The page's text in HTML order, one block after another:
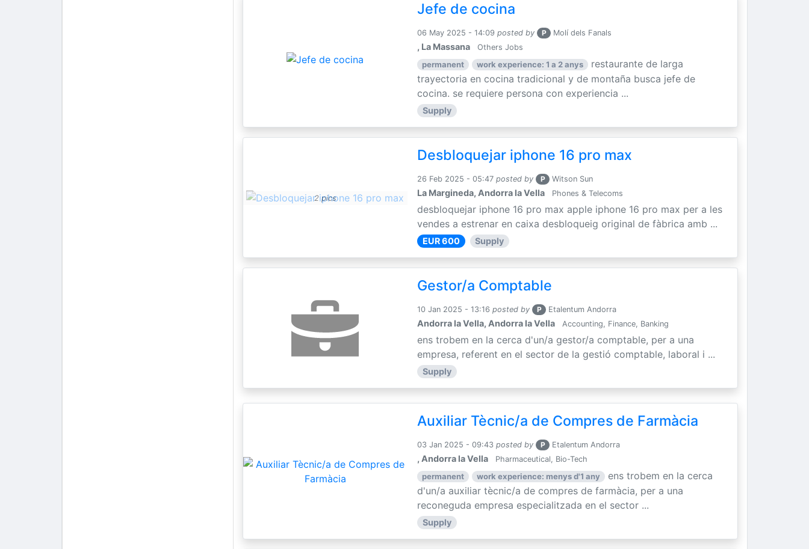
Jefe de cocina
06 May 2025 - 14:09 posted by P Molí dels Fanals
, La Massana Others Jobs
permanent work experience: 1 a 2 anys
restaurante de larga
trayectoria en cocina tradicional y de montaña busca jefe de
cocina. se requiere persona con experiencia ...
Supply
2 pics
Desbloquejar iphone 16 pro max
26 Feb 2025 - 05:47 posted by P Witson Sun
La Margineda, Andorra la Vella Phones & Telecoms
desbloquejar iphone 16 pro max apple iphone 16 pro max per a les
vendes a estrenar en caixa desbloqueig original de fàbrica amb ...
EUR 600 Supply
Gestor/a Comptable
10 Jan 2025 - 13:16 posted by P Etalentum Andorra
Andorra la Vella, Andorra la Vella Accounting, Finance, Banking
ens trobem en la cerca d'un/a gestor/a comptable, per a una
empresa, referent en el sector de la gestió comptable, laboral i ...
Supply
Auxiliar Tècnic/a de Compres de Farmàcia
03 Jan 2025 - 09:43 posted by P Etalentum Andorra
, Andorra la Vella Pharmaceutical, Bio-Tech
permanent work experience: menys d'1 any
ens trobem en la cerca
d'un/a auxiliar tècnic/a de compres de farmàcia, per a una
reconeguda empresa especialitzada en el sector ...
Supply